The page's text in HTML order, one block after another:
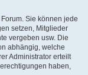
Sie können jede
setzen, Mitglieder
vergeben usw. Die
abhängig, welche
Administrator erteilt
haben,